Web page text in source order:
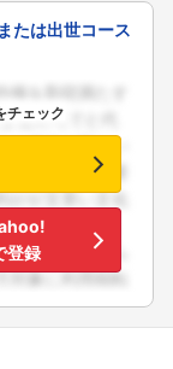
たは出世コース
チェック
登録